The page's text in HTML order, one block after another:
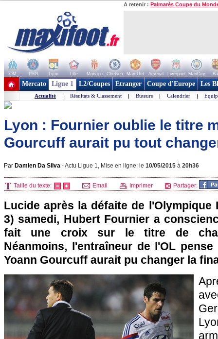
A retenir : Palmarès Coupe du
OM PSG Lyon Lille Monaco Chelsea Man Utd Arsenal Liverpool ManCity
+ de clubs
Mercato Ligue 1 L2/Coupes Etranger Coupe d'Europe Les
Actualité | Résultats & Classement | Buteurs | Calendrier |
Lyon : Fournier oublie le titre
Gourcuff aurait pu tout
Par Damien Da Silva -Actu Ligue 1, Mise en ligne: le 10/05/2015 à 20h36
Taille du texte: Email Imprimer Partager:
Lucide après la défaite de l'Olympique
3) samedi, Hubert Fournier a
fait une croix sur le titre de
Néanmoins, l'entraîneur de l'OL
Yoann Gourcuff aurait pu changer la